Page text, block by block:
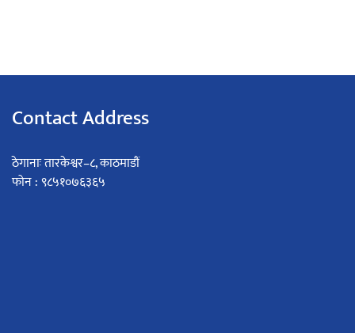
Contact Address
ठेगानाः तारकेश्वर–८, काठमाडौं
फोन : ९८५१०७६३६५